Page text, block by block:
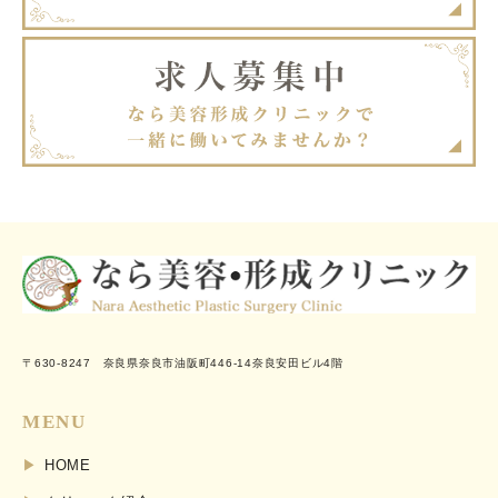
〒630-8247 奈良県奈良市油阪町446-14奈良安田ビル4階
MENU
HOME